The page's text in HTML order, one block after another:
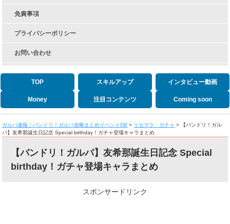
免責事項
プライバシーポリシー
お問い合わせ
TOP スキルアップ インタビュー動画
Money 注目コンテンツ Coming soon
ガルパ速報｜バンドリ！ガルパ攻略まとめイベントDB > リセマラ・ガチャ >
【バンドリ！ガル
パ】友希那誕生日記念 Special birthday！ガチャ登場キャラまとめ
【バンドリ！ガルパ】友希那誕生日記念 Special
birthday！ガチャ登場キャラまとめ
スポンサードリンク